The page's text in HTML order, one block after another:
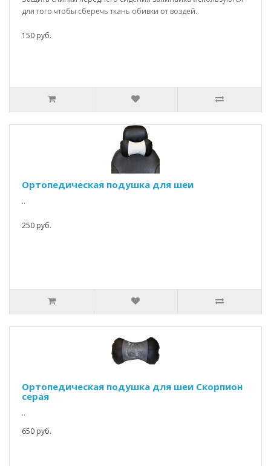
для того чтобы сберечь ткань обивки от воздей..
150 руб.
Ортопедическая подушка для шеи
..
250 руб.
Ортопедическая подушка для шеи Скорпион
серая
..
650 руб.